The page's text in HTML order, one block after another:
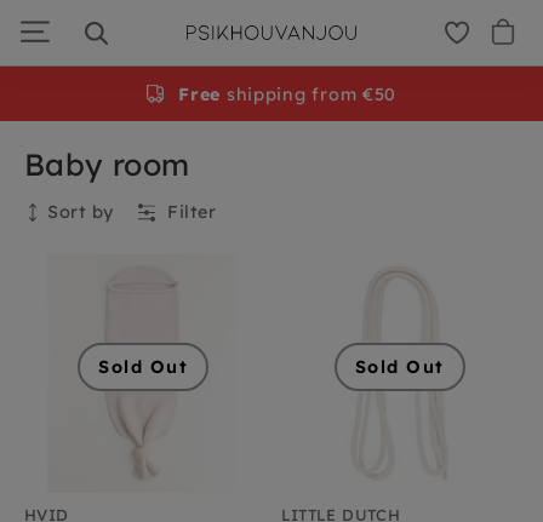
navigation
Baby room
Sort by Filter
Sold Out
HVID
Sold Out
LITTLE DUTCH
Free shipping from €50